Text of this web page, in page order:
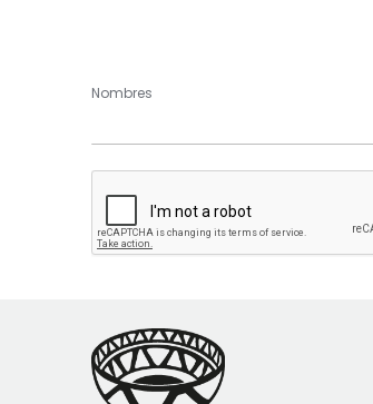
Nombres